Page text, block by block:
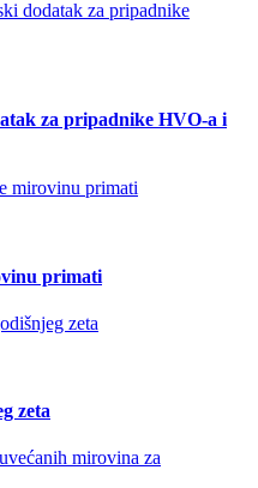
za pripadnike HVO-a i
primati
zeta